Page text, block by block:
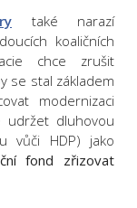
také narazí
koaličních
chce zrušit
se stal základem
modernizaci
udržet dluhovou
vůči HDP) jako
fond zřizovat